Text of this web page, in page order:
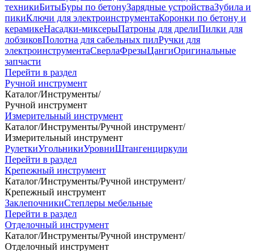
техникиБитыБуры по бетонуЗарядные устройстваЗубила и
пикиКлючи для электроинструментаКоронки по бетону и
керамикеНасадки-миксерыПатроны для дрелиПилки для
лобзиковПолотна для сабельных пилРучки для
электроинструментаСверлаФрезыЦангиОригинальные
запчасти
Перейти в раздел
Ручной инструмент
Каталог/Инструменты/
Ручной инструмент
Измерительный инструмент
Каталог/Инструменты/Ручной инструмент/
Измерительный инструмент
РулеткиУгольникиУровниШтангенциркули
Перейти в раздел
Крепежный инструмент
Каталог/Инструменты/Ручной инструмент/
Крепежный инструмент
ЗаклепочникиСтеплеры мебельные
Перейти в раздел
Отделочный инструмент
Каталог/Инструменты/Ручной инструмент/
Отделочный инструмент